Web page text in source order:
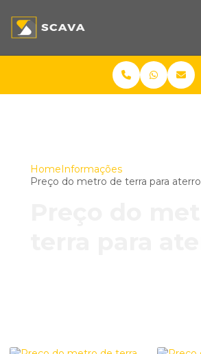
HomeInformações
Preço do metro de terra para aterro